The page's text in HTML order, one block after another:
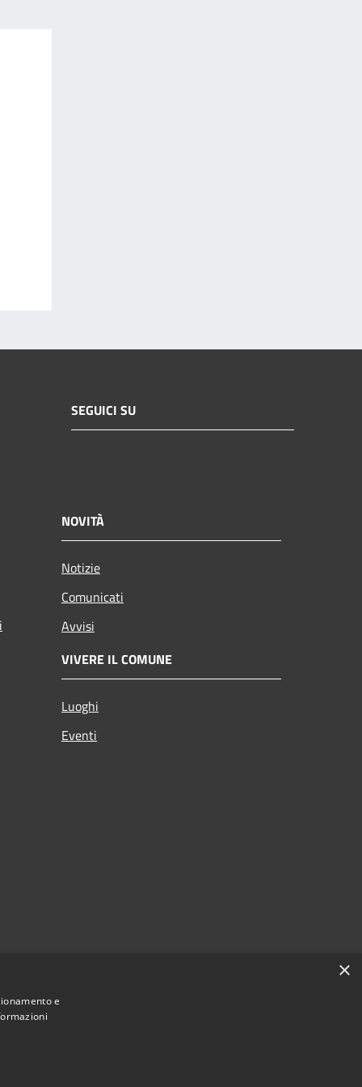
SEGUICI SU
NOVITÀ
Notizie
Comunicati
Avvisi
VIVERE IL COMUNE
Luoghi
Eventi
×
e